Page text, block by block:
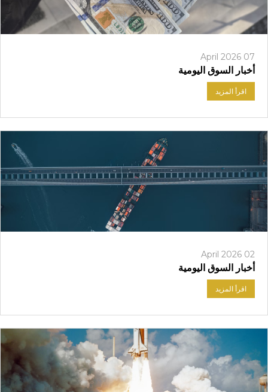
07 April 2026
أخبار السوق اليومية
اقرأ المزيد
02 April 2026
أخبار السوق اليومية
اقرأ المزيد